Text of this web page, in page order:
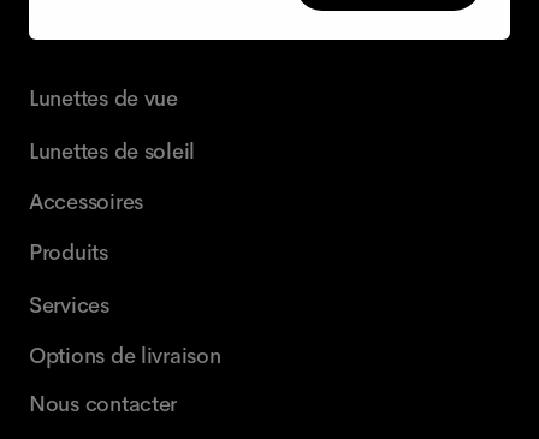
Lunettes de vue
Lunettes de soleil
Accessoires
Produits
Services
Options de livraison
Nous contacter